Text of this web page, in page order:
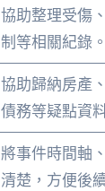
協助整理受傷
制等相關紀錄。
協助歸納房產
債務等疑點資
將事件時間軸
清楚，方便後